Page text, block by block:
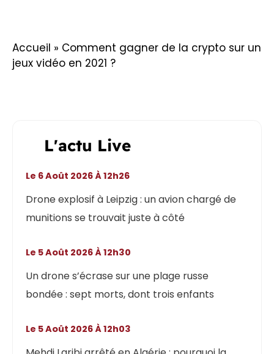
Accueil » Comment gagner de la crypto sur un
jeux vidéo en 2021 ?
L'actu Live
Drone explosif à Leipzig : un avion chargé de
munitions se trouvait juste à côté
Le 6 Août 2026 À 12h26
Un drone s’écrase sur une plage russe
bondée : sept morts, dont trois enfants
Le 5 Août 2026 À 12h30
Le 5 Août 2026 À 12h03